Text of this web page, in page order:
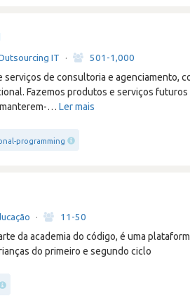
IT ·
501-1,000
serviços de consultoria e agenciamento,
Fazemos produtos e serviços
…Ler mais
programming
·
11-50
da academia do código, é uma
do primeiro e segundo ciclo